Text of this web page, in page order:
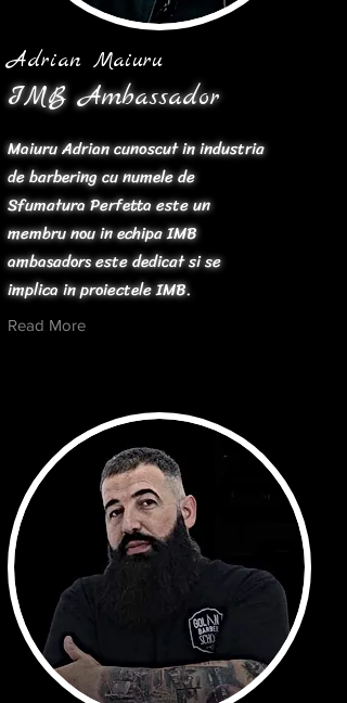
Adrian Maiuru
IMB Ambassador
Maiuru Adrian cunoscut in industria
de barbering cu numele de
Sfumatura Perfetta este un
membru nou in echipa IMB
ambasadors este dedicat si se
implica in proiectele IMB.
Read More